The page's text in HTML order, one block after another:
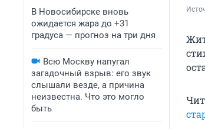
В Новосибирске вновь
ожидается жара до +31
градуса — прогноз на три дня
Всю Москву напугал
загадочный взрыв: его звук
слышали везде, а причина
неизвестна. Что это могло
быть